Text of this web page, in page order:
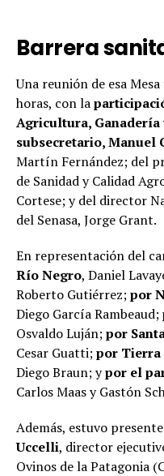
Barrera
Una reunión de esa
horas, con la
Agricultura, Ganadería
subsecretario, Manuel
Martín Fernández; del
de Sanidad y Calidad
Cortese; y del director
del Senasa, Jorge Grant.
En representación del
Río Negro, Daniel
Roberto Gutiérrez;por
Diego García Rambeaud;
Osvaldo Luján;por
Cesar Guatti;por Tierra
Diego Braun; ypor el
Carlos Maas y Gastón
Además, estuvo presente
Uccelli, director
Ovinos de la Patagonia